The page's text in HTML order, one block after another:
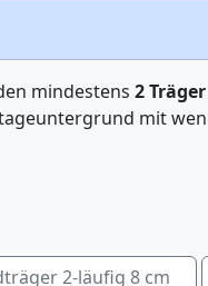
der Länge 100 cm werden mindestens 2 Träger
mit
2-läufig 8 cm